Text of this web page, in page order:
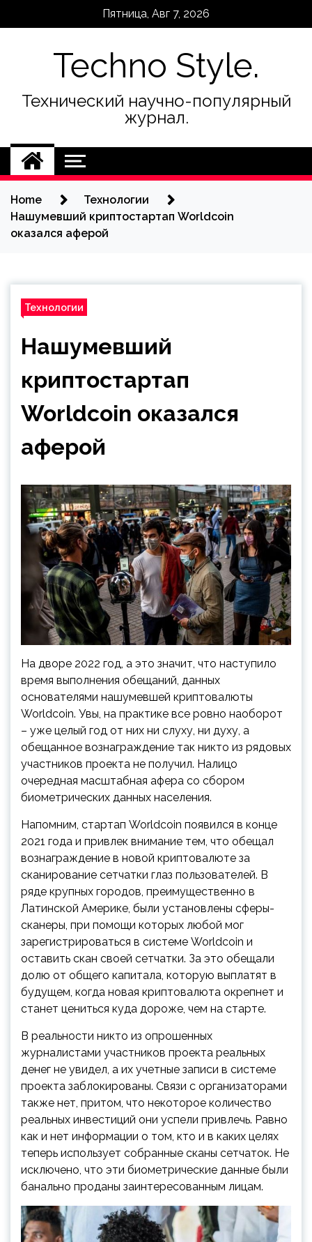
Пятница, Авг 7, 2026
Techno Style.
Технический научно-популярный
журнал.
Home
Технологии
Нашумевший криптостартап Worldcoin
оказался аферой
Технологии
Нашумевший
криптостартап
Worldcoin оказался
аферой
На дворе 2022 год, а это значит, что наступило
время выполнения обещаний, данных
основателями нашумевшей криптовалюты
Worldcoin. Увы, на практике все ровно наоборот
– уже целый год от них ни слуху, ни духу, а
обещанное вознаграждение так никто из рядовых
участников проекта не получил. Налицо
очередная масштабная афера со сбором
биометрических данных населения.
Напомним, стартап Worldcoin появился в конце
2021 года и привлек внимание тем, что обещал
вознаграждение в новой криптовалюте за
сканирование сетчатки глаз пользователей. В
ряде крупных городов, преимущественно в
Латинской Америке, были установлены сферы-
сканеры, при помощи которых любой мог
зарегистрироваться в системе Worldcoin и
оставить скан своей сетчатки. За это обещали
долю от общего капитала, которую выплатят в
будущем, когда новая криптовалюта окрепнет и
станет цениться куда дороже, чем на старте.
В реальности никто из опрошенных
журналистами участников проекта реальных
денег не увидел, а их учетные записи в системе
проекта заблокированы. Связи с организаторами
также нет, притом, что некоторое количество
реальных инвестиций они успели привлечь. Равно
как и нет информации о том, кто и в каких целях
теперь использует собранные сканы сетчаток. Не
исключено, что эти биометрические данные были
банально проданы заинтересованным лицам.